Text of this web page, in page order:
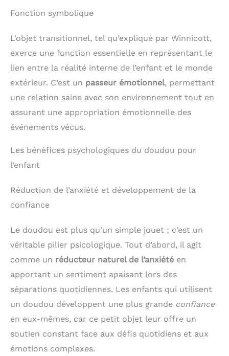
Fonction symbolique
L’objet transitionnel, tel qu’expliqué par Winnicott,
exerce une fonction essentielle en représentant le
lien entre la réalité interne de l’enfant et le monde
extérieur. C’est un passeur émotionnel, permettant
une relation saine avec son environnement tout en
assurant une appropriation émotionnelle des
événements vécus.
Les bénéfices psychologiques du doudou pour
l’enfant
Réduction de l’anxiété et développement de la
confiance
Le doudou est plus qu’un simple jouet ; c’est un
véritable pilier psicologique. Tout d’abord, il agit
comme un réducteur naturel de l’anxiété en
apportant un sentiment apaisant lors des
séparations quotidiennes. Les enfants qui utilisent
un doudou développent une plus grande confiance
en eux-mêmes, car ce petit objet leur offre un
soutien constant face aux défis quotidiens et aux
émotions complexes.